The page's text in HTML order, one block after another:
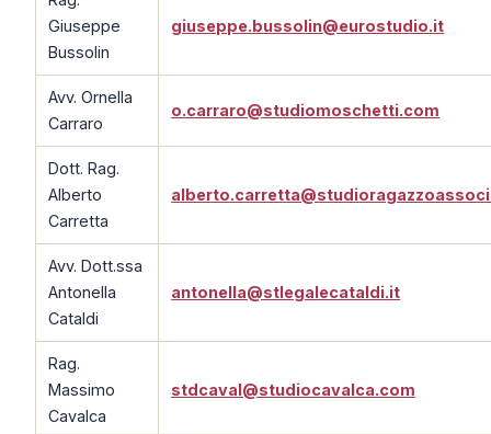
Giuseppe
Bussolin
giuseppe.bussolin@eurostudio.it
Avv. Ornella
Carraro
o.carraro@studiomoschetti.com
Dott. Rag.
Alberto
Carretta
Avv. Dott.ssa
Antonella
Cataldi
antonella@stlegalecataldi.it
Rag.
Massimo
Cavalca
stdcaval@studiocavalca.com